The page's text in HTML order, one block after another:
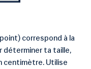
correspond à la
déterminer ta taille,
centimètre. Utilise